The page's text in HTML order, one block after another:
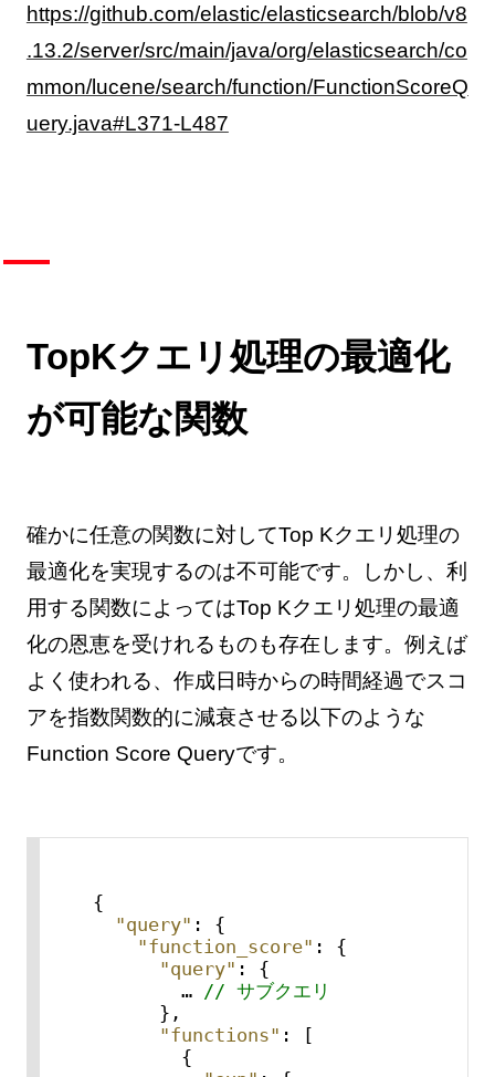
https://github.com/elastic/elasticsearch/blob/v8
.13.2/server/src/main/java/org/elasticsearch/co
mmon/lucene/search/function/FunctionScoreQ
uery.java#L371-L487
TopKクエリ処理の最適化
が可能な関数
確かに任意の関数に対してTop Kクエリ処理の
最適化を実現するのは不可能です。しかし、利
用する関数によってはTop Kクエリ処理の最適
化の恩恵を受けれるものも存在します。例えば
よく使われる、作成日時からの時間経過でスコ
アを指数関数的に減衰させる以下のような
Function Score Queryです。
{
"query" :
{
"function_score" :
{
"query" :
{
        …
// サブクエリ
} ,
"functions" :
[
{